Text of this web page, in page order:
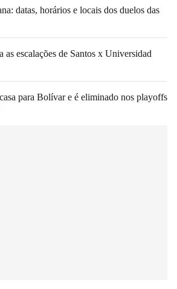
datas, horários e locais dos duelos das
as escalações de Santos x Universidad
para Bolívar e é eliminado nos playoffs